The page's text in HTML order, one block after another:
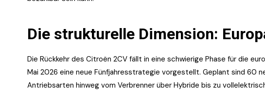
Die strukturelle Dimension:
Die Rückkehr des Citroën 2CV fällt in eine schwierige Phase für die
Mai 2026 eine neue Fünfjahresstrategie vorgestellt. Geplant sind 60
Antriebsarten hinweg vom Verbrenner über Hybride bis zu